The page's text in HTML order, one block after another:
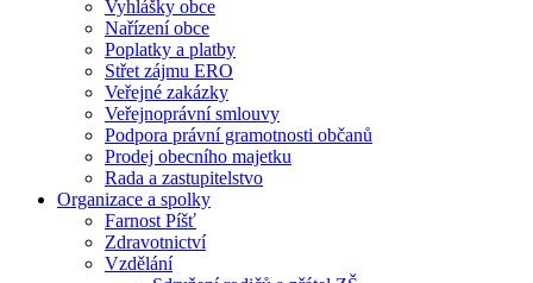
Vyhlášky obce
Nařízení obce
Poplatky a platby
Střet zájmu ERO
Veřejné zakázky
Veřejnoprávní smlouvy
Podpora právní gramotnosti občanů
Prodej obecního majetku
Rada a zastupitelstvo
Organizace a spolky
Farnost Píšť
Zdravotnictví
Vzdělání